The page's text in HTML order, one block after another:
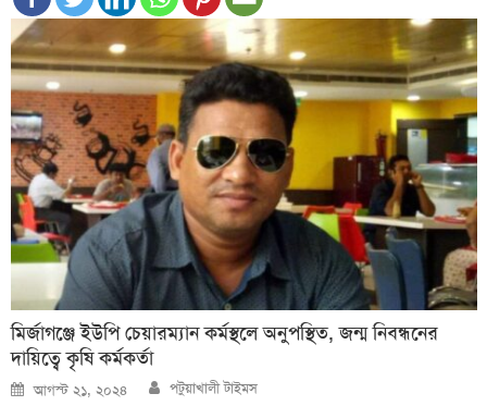
মির্জাগঞ্জে ইউপি চেয়ারম্যান কর্মস্থলে অনুপস্থিত, জন্ম নিবন্ধনের
দায়িত্বে কৃষি কর্মকর্তা
Posted
on
আগস্ট ২১, ২০২৪ Author
পটুয়াখালী টাইমস